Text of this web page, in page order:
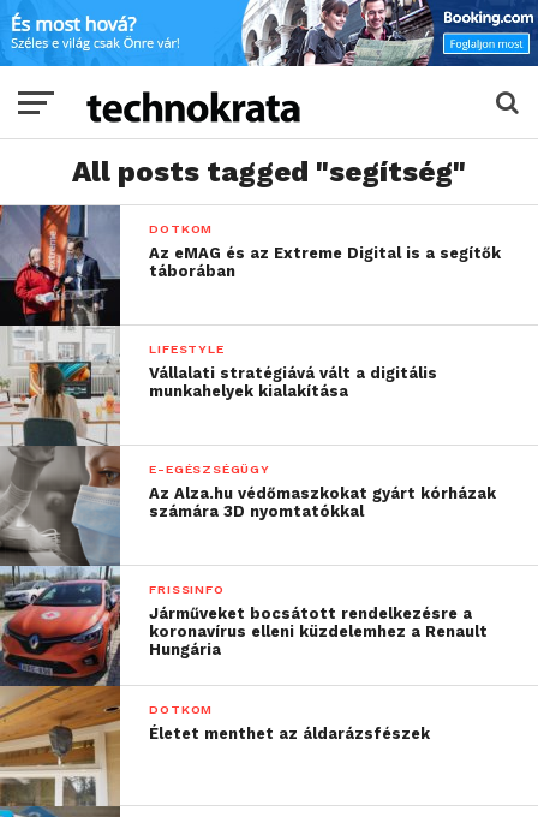
All posts tagged "segítség"
DOTKOM
Az eMAG és az Extreme Digital is a segítők
táborában
LIFESTYLE
Vállalati stratégiává vált a digitális
munkahelyek kialakítása
E-EGÉSZSÉGÜGY
Az Alza.hu védőmaszkokat gyárt kórházak
számára 3D nyomtatókkal
FRISSINFO
Járműveket bocsátott rendelkezésre a
koronavírus elleni küzdelemhez a Renault
Hungária
DOTKOM
Életet menthet az áldarázsfészek